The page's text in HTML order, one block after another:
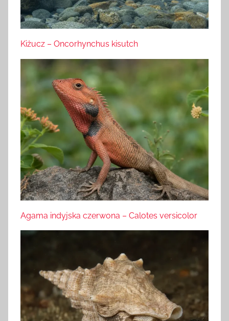
Kiżucz – Oncorhynchus kisutch
Agama indyjska czerwona – Calotes versicolor